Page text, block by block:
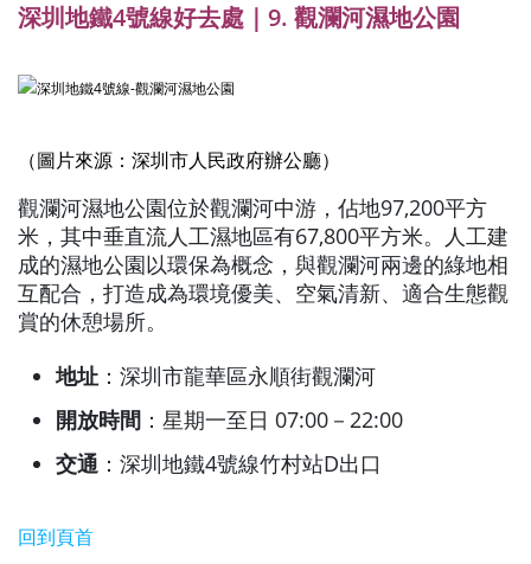
深圳地鐵4號線好去處｜9. 觀瀾河濕地公園
（圖片來源：深圳市人民政府辦公廳）
觀瀾河濕地公園位於觀瀾河中游，佔地97,200平方
米，其中垂直流人工濕地區有67,800平方米。人工建
成的濕地公園以環保為概念，與觀瀾河兩邊的綠地相
互配合，打造成為環境優美、空氣清新、適合生態觀
賞的休憩場所。
地址 ：深圳市龍華區永順街觀瀾河
開放時間 ：星期一至日 07:00－22:00
交通 ：深圳地鐵4號線竹村站D出口
回到頁首